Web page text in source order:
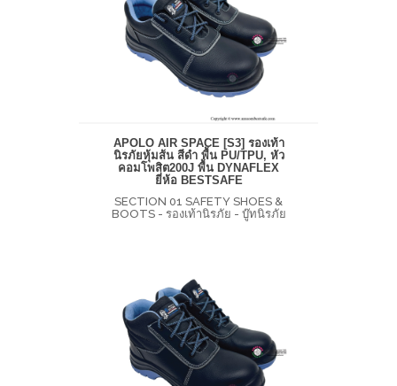
APOLO AIR SPACE [S3] รองเท้า
นิรภัยหุ้มส้น สีดำ พื้น PU/TPU, หัว
คอมโพสิต200J พื้น DYNAFLEX
ยี่ห้อ BESTSAFE
SECTION 01 SAFETY SHOES &
BOOTS - รองเท้านิรภัย - บู๊ทนิรภัย